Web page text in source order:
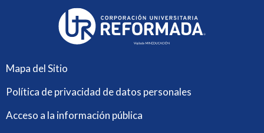
Mapa del Sitio
Política de privacidad de datos personales
Acceso a la información pública